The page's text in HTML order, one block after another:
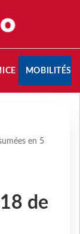
MOBILITÉS
en 5
de